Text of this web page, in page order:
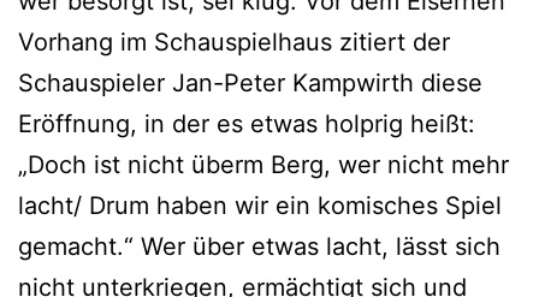
Vorhang im Schauspielhaus zitiert der
Schauspieler Jan-Peter Kampwirth diese
Eröffnung, in der es etwas holprig heißt:
„Doch ist nicht überm Berg, wer nicht mehr
lacht/ Drum haben wir ein komisches Spiel
gemacht.“ Wer über etwas lacht, lässt sich
nicht unterkriegen, ermächtigt sich und